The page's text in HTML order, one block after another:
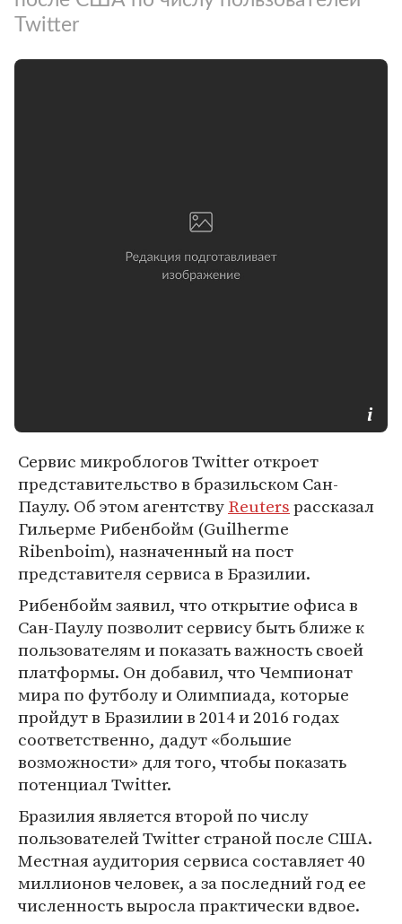
Twitter
Сервис микроблогов Twitter откроет
представительство в бразильском Сан-
Паулу. Об этом агентствуReutersрассказал
Гильерме Рибенбойм (Guilherme
Ribenboim), назначенный на пост
представителя сервиса в Бразилии.
Рибенбойм заявил, что открытие офиса в
Сан-Паулу позволит сервису быть ближе к
пользователям и показать важность своей
платформы. Он добавил, что Чемпионат
мира по футболу и Олимпиада, которые
пройдут в Бразилии в 2014 и 2016 годах
соответственно, дадут «большие
возможности» для того, чтобы показать
потенциал Twitter.
Бразилия является второй по числу
пользователей Twitter страной после США.
Местная аудитория сервиса составляет 40
миллионов человек, а за последний год ее
численность выросла практически вдвое.